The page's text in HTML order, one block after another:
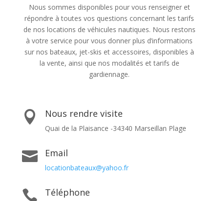
Nous sommes disponibles pour vous renseigner et
répondre à toutes vos questions concernant les tarifs
de nos locations de véhicules nautiques. Nous restons
à votre service pour vous donner plus d’informations
sur nos bateaux, jet-skis et accessoires, disponibles à
la vente, ainsi que nos modalités et tarifs de
gardiennage.
 Nous rendre visite
Quai de la Plaisance -34340 Marseillan Plage
 Email
locationbateaux@yahoo.fr
 Téléphone